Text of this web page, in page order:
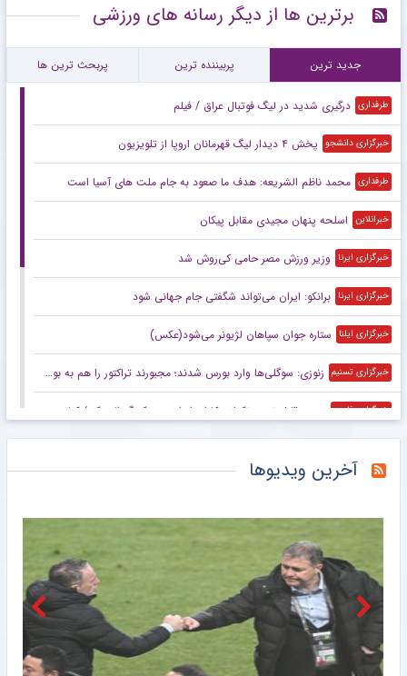
برترین ها از دیگر رسانه های ورزشی
جدید ترین پربیننده ترین پربحث ترین ها
طرفداری درگیری شدید در لیگ فوتبال عراق / فیلم
خبرگزاری دانشجو پخش ۴ دیدار لیگ قهرمانان اروپا از تلویزیون
طرفداری محمد ناظم الشریعه: هدف ما صعود به جام ملت های آسیا است
خبرانلاین اسلحه پنهان مجیدی مقابل پیکان
خبرگزاری ایرنا وزیر ورزش مصر حامی کی‌روش شد
خبرگزاری ایرنا برانکو: ایران می‌تواند شگفتی جام جهانی شود
خبرگزاری ایلنا ستاره جوان سپاهان لژیونر می‌شود(عکس)
خبرگزاری تسنیم زنوزی: سوگلی‌ها وارد بورس شدند؛ مجبورند تراکتور را هم به بورس ببرند/ بدهی‌های ما کمتر از ۲ میلیارد تومان است
خبرگزاری فارس صعود قابل توجه تکواندوکاران ایران در رنکینگ المپیکی/ کیانی و میرحسینی در جمع ۲۰ تکواندوکار برتر جهان
آخرین رتبه استقلال و پرسپولیس در جهان
خبرانلاین ببینید | کنایه حجت‌الاسلام برمایی به ماجرای راه ندادن بانوان به ورزشگاه امام رضا مشهد
طرفداری حضور دژاگه در تمرینات نساجی؛ زوج اشکان – مسعود شجاعی این بار در مازندران؟
طرفداری تازه‌ ترین رده‌ بندی تیم‌ های باشگاهی | سقوط پرسپولیس و صعود استقلال
آخرین ویدیوها